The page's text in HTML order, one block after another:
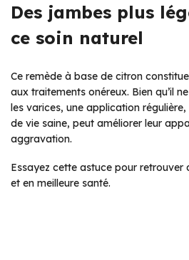
Des jambes plus
ce soin naturel
Ce remède à base de citron
aux traitements onéreux. Bien qu’il
les varices, une application
de vie saine, peut améliorer leur
aggravation.
Essayez cette astuce pour retrouver
et en meilleure santé.